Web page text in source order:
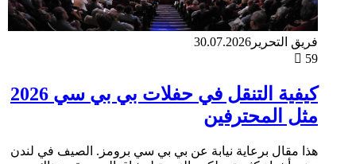
فريق التحرير 30.07.2026
59
كيفية التنقل في حفلات بي بي سي 2026
مثل المحترفين
هذا مقال برعاية نيابة عن بي بي سي برومز. الصيف في لندن